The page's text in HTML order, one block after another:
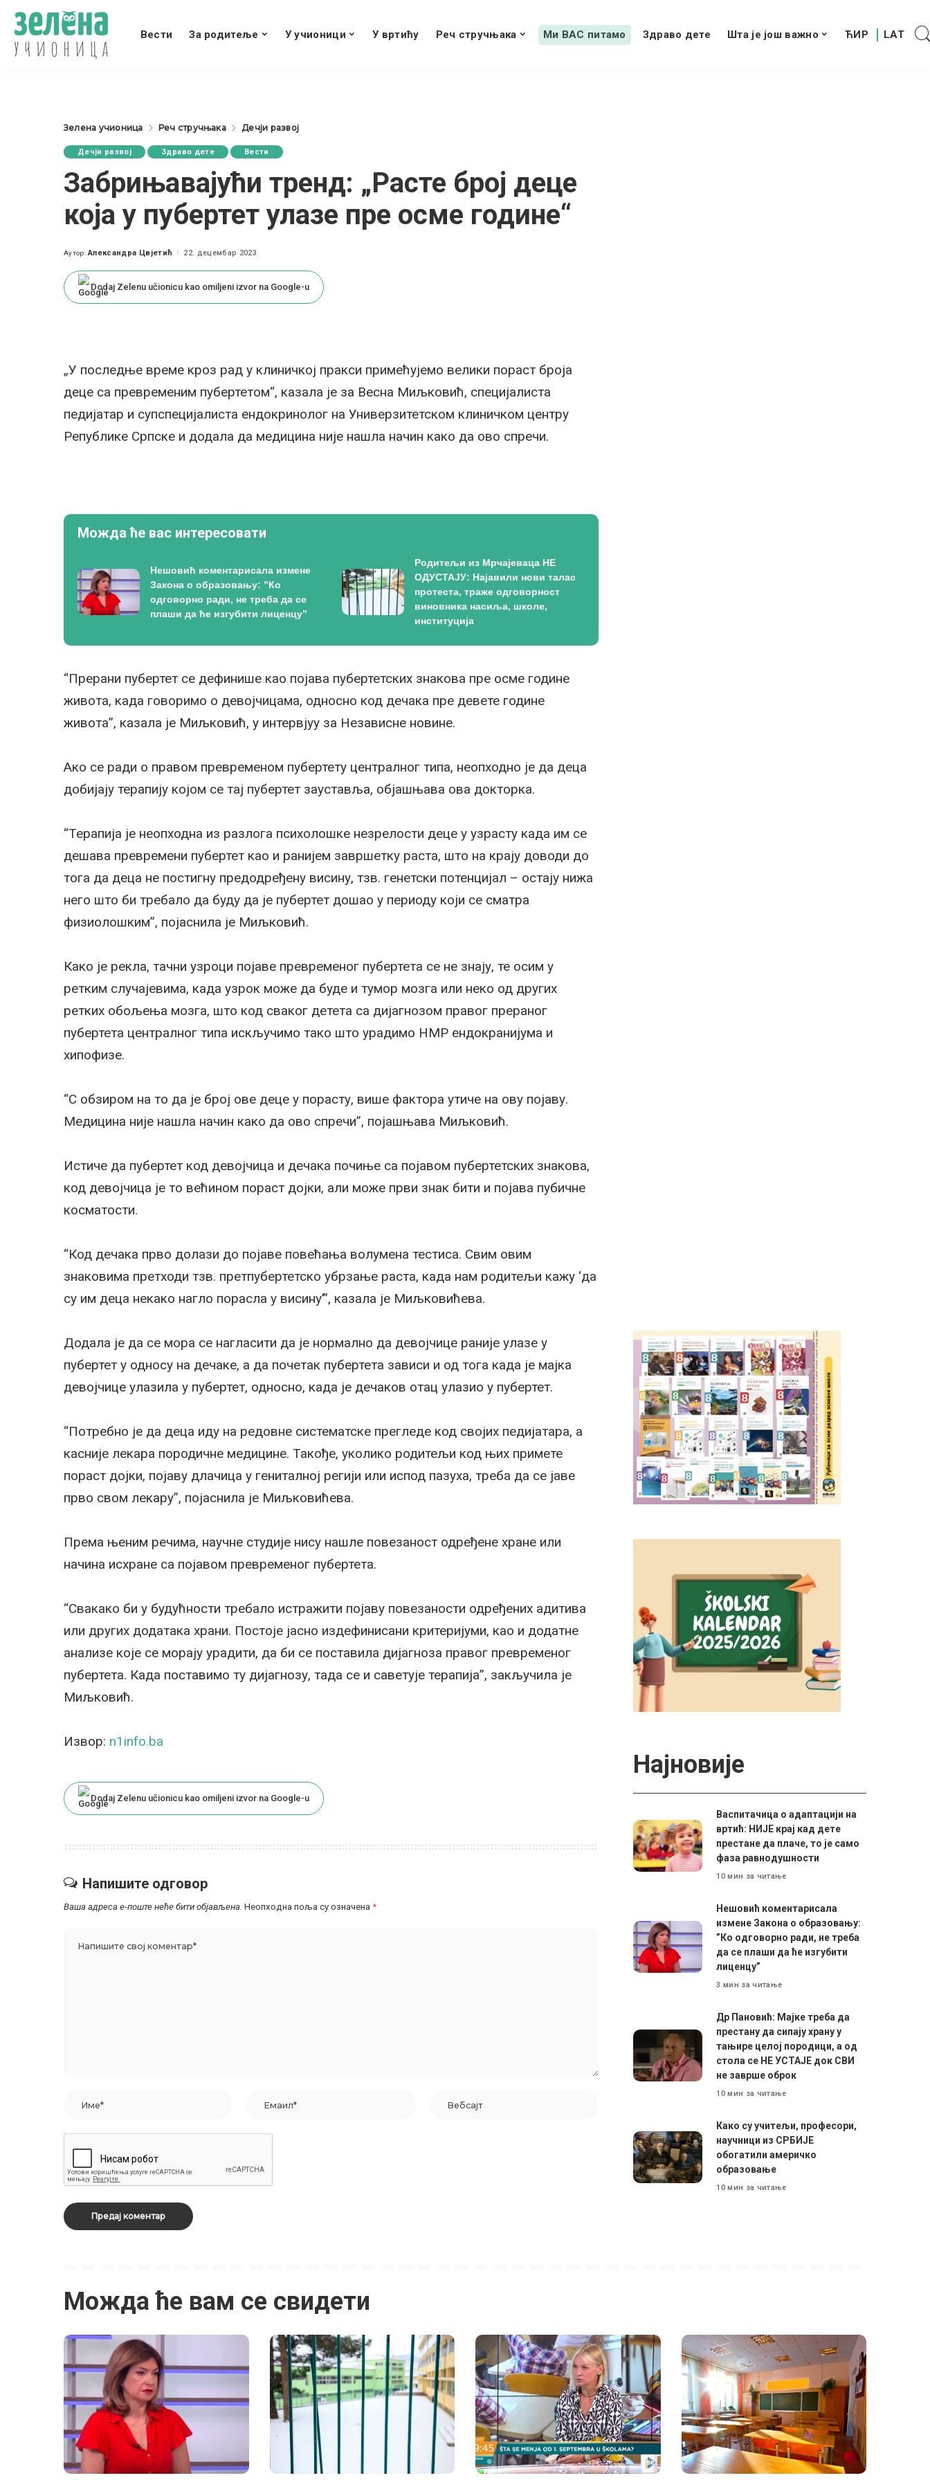
Вести За родитеље У учионици У вртићу Реч стручњака Ми ВАС питамо Здраво дете Шта је још важно
Зелена учионица Реч стручњака Дечји развој
Дечји развој Здраво дете Вести
Забрињавајући тренд: „Расте број деце
која у пубертет улазе пре осме године“
Posted
Аутор: Александра Цвјетић 22. децембар 2023.
Dodaj Zelenu učionicu kao omiljeni izvor na Google-u
„У последње време кроз рад у клиничкој пракси примећујемо велики пораст броја
деце са превременим пубертетом“, казала је за Весна Миљковић, специјалиста
педијатар и супспецијалиста ендокринолог на Универзитетском клиничком центру
Републике Српске и додала да медицина није нашла начин како да ово спречи.
Можда ће вас интересовати
Нешовић коментарисала измене
Закона о образовању: ”Ко
одговорно ради, не треба да се
плаши да ће изгубити лиценцу”
Родитељи из Мрчајеваца НЕ
ОДУСТАЈУ: Најавили нови талас
протеста, траже одговорност
виновника насиља, школе,
институција
“Прерани пубертет се дефинише као појава пубертетских знакова пре осме године
живота, када говоримо о девојчицама, односно код дечака пре девете године
живота”, казала је Миљковић, у интервјуу за Независне новине.
Ако се ради о правом превременом пубертету централног типа, неопходно је да деца
добијају терапију којом се тај пубертет зауставља, објашњава ова докторка.
“Терапија је неопходна из разлога психолошке незрелости деце у узрасту када им се
дешава превремени пубертет као и ранијем завршетку раста, што на крају доводи до
тога да деца не постигну предодређену висину, тзв. генетски потенцијал – остају нижа
него што би требало да буду да је пубертет дошао у периоду који се сматра
физиолошким”, појаснила је Миљковић.
Како је рекла, тачни узроци појаве превременог пубертета се не знају, те осим у
ретким случајевима, када узрок може да буде и тумор мозга или неко од других
ретких обољења мозга, што код сваког детета са дијагнозом правог прераног
пубертета централног типа искључимо тако што урадимо НМР ендокранијума и
хипофизе.
“С обзиром на то да је број ове деце у порасту, више фактора утиче на ову појаву.
Медицина није нашла начин како да ово спречи”, појашњава Миљковић.
Истиче да пубертет код девојчица и дечака почиње са појавом пубертетских знакова,
код девојчица је то већином пораст дојки, али може први знак бити и појава пубичне
косматости.
“Код дечака прво долази до појаве повећања волумена тестиса. Свим овим
знаковима претходи тзв. претпубертетско убрзање раста, када нам родитељи кажу ‘да
су им деца некако нагло порасла у висину’”, казала је Миљковићева.
Додала је да се мора се нагласити да је нормално да девојчице раније улазе у
пубертет у односу на дечаке, а да почетак пубертета зависи и од тога када је мајка
девојчице улазила у пубертет, односно, када је дечаков отац улазио у пубертет.
“Потребно је да деца иду на редовне систематске прегледе код својих педијатара, а
касније лекара породичне медицине. Такође, уколико родитељи код њих примете
пораст дојки, појаву длачица у гениталној регији или испод пазуха, треба да се јаве
прво свом лекару”, појаснила је Миљковићева.
Према њеним речима, научне студије нису нашле повезаност одређене хране или
начина исхране са појавом превременог пубертета.
“Свакако би у будућности требало истражити појаву повезаности одређених адитива
или других додатака храни. Постоје јасно издефинисани критеријуми, као и додатне
анализе које се морају урадити, да би се поставила дијагноза правог превременог
пубертета. Када поставимо ту дијагнозу, тада се и саветује терапија”, закључила је
Миљковић.
Извор: n1info.ba
Dodaj Zelenu učionicu kao omiljeni izvor na Google-u
Напишите одговор
Ваша адреса е-поште неће бити објављена. Неопходна поља су означена *
Најновије
Васпитачица о адаптацији на
вртић: НИЈЕ крај кад дете
престане да плаче, то је само
фаза равнодушности
10 мин за читање
Нешовић коментарисала
измене Закона о образовању:
”Ко одговорно ради, не треба
да се плаши да ће изгубити
лиценцу”
3 мин за читање
Др Пановић: Мајке треба да
престану да сипају храну у
тањире целој породици, а од
стола се НЕ УСТАЈЕ док СВИ
не заврше оброк
10 мин за читање
Како су учитељи, професори,
научници из СРБИЈЕ
обогатили америчко
образовање
10 мин за читање
Можда ће вам се свидети